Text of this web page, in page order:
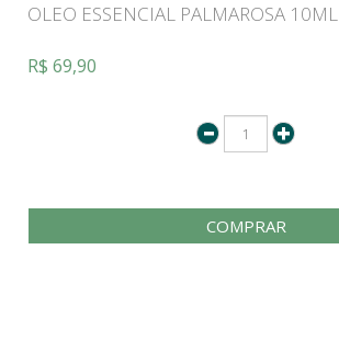
OLEO ESSENCIAL PALMAROSA 10ML
R$ 69,90
COMPRAR